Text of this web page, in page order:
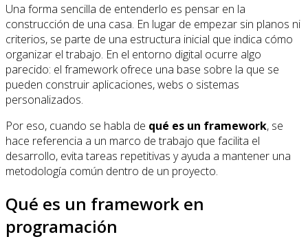
Una forma sencilla de entenderlo es pensar en la
construcción de una casa. En lugar de empezar sin planos ni
criterios, se parte de una estructura inicial que indica cómo
organizar el trabajo. En el entorno digital ocurre algo
parecido: el framework ofrece una base sobre la que se
pueden construir aplicaciones, webs o sistemas
personalizados.
Por eso, cuando se habla de qué es un framework, se
hace referencia a un marco de trabajo que facilita el
desarrollo, evita tareas repetitivas y ayuda a mantener una
metodología común dentro de un proyecto.
Qué es un framework en
programación